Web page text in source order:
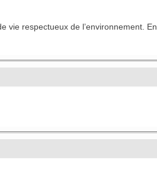
vie respectueux de l’environnement.